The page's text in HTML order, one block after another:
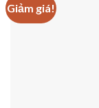
Giảm giá!